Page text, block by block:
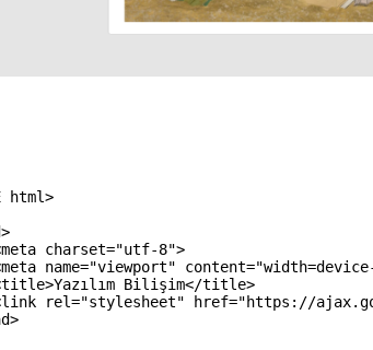
html>
charset="utf-8">
name="viewport" content=
Yazılım Bilişim</title>
rel="stylesheet" href="https://